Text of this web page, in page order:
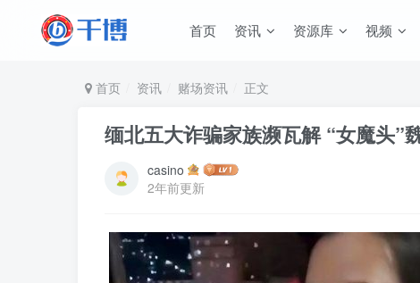
首页 资讯 资源库 视频
首页 资讯 赌场资讯 正文
缅北五大诈骗家族濒瓦解 “女魔头”
casino
2年前更新